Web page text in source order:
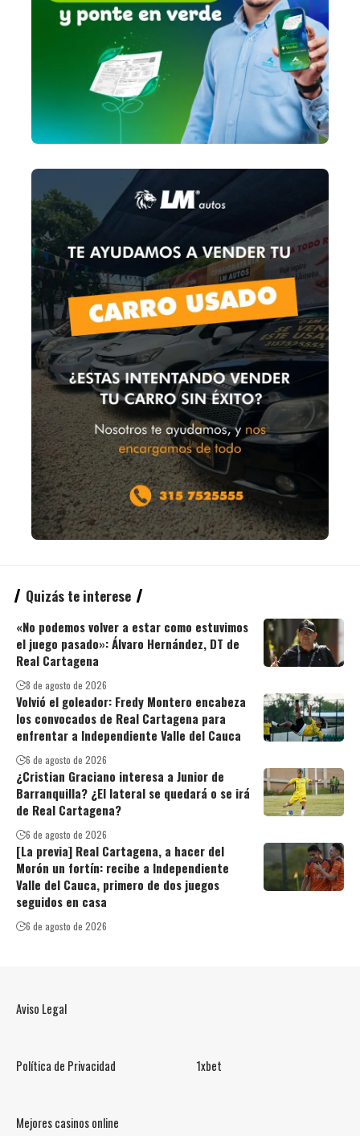
Quizás te interese
«No podemos volver a estar como estuvimos
el juego pasado»: Álvaro Hernández, DT de
Real Cartagena
8 de agosto de 2026
Volvió el goleador: Fredy Montero encabeza
los convocados de Real Cartagena para
enfrentar a Independiente Valle del Cauca
6 de agosto de 2026
¿Cristian Graciano interesa a Junior de
Barranquilla? ¿El lateral se quedará o se irá
de Real Cartagena?
6 de agosto de 2026
[La previa] Real Cartagena, a hacer del
Morón un fortín: recibe a Independiente
Valle del Cauca, primero de dos juegos
seguidos en casa
6 de agosto de 2026
Aviso Legal
Política de Privacidad 1xbet
Mejores casinos online